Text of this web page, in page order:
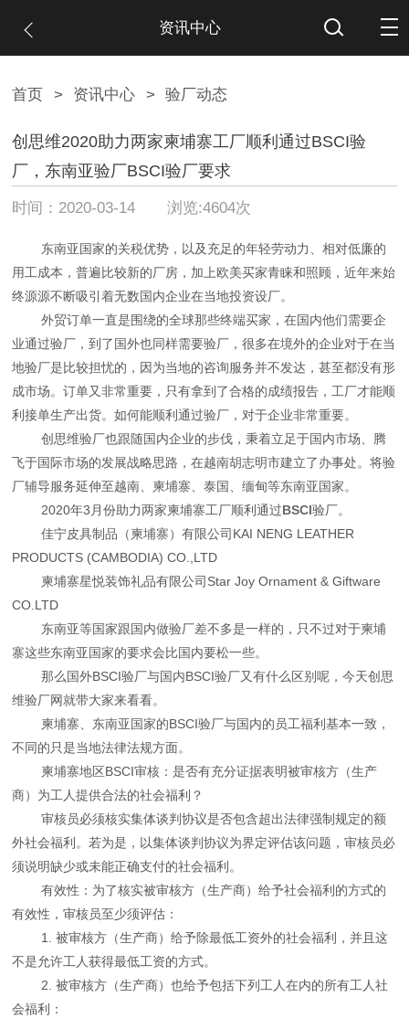
资讯中心
首页 > 资讯中心 > 验厂动态
创思维2020助力两家柬埔寨工厂顺利通过BSCI验
厂，东南亚验厂BSCI验厂要求
时间：2020-03-14 浏览:4604次
东南亚国家的关税优势，以及充足的年轻劳动力、相对低廉的
用工成本，普遍比较新的厂房，加上欧美买家青睐和照顾，近年来始
终源源不断吸引着无数国内企业在当地投资设厂。
外贸订单一直是围绕的全球那些终端买家，在国内他们需要企
业通过验厂，到了国外也同样需要验厂，很多在境外的企业对于在当
地验厂是比较担忧的，因为当地的咨询服务并不发达，甚至都没有形
成市场。订单又非常重要，只有拿到了合格的成绩报告，工厂才能顺
利接单生产出货。如何能顺利通过验厂，对于企业非常重要。
创思维验厂也跟随国内企业的步伐，秉着立足于国内市场、腾
飞于国际市场的发展战略思路，在越南胡志明市建立了办事处。将验
厂辅导服务延伸至越南、柬埔寨、泰国、缅甸等东南亚国家。
2020年3月份助力两家柬埔寨工厂顺利通过BSCI验厂。
佳宁皮具制品（柬埔寨）有限公司KAI NENG LEATHER
PRODUCTS (CAMBODIA) CO.,LTD
柬埔寨星悦装饰礼品有限公司Star Joy Ornament & Giftware
CO.LTD
东南亚等国家跟国内做验厂差不多是一样的，只不过对于柬埔
寨这些东南亚国家的要求会比国内要松一些。
那么国外BSCI验厂与国内BSCI验厂又有什么区别呢，今天创思
维验厂网就带大家来看看。
柬埔寨、东南亚国家的BSCI验厂与国内的员工福利基本一致，
不同的只是当地法律法规方面。
柬埔寨地区BSCI审核：是否有充分证据表明被审核方（生产
商）为工人提供合法的社会福利？
审核员必须核实集体谈判协议是否包含超出法律强制规定的额
外社会福利。若为是，以集体谈判协议为界定评估该问题，审核员必
须说明缺少或未能正确支付的社会福利。
有效性：为了核实被审核方（生产商）给予社会福利的方式的
有效性，审核员至少须评估：
1. 被审核方（生产商）给予除最低工资外的社会福利，并且这
不是允许工人获得最低工资的方式。
2. 被审核方（生产商）也给予包括下列工人在内的所有工人社
会福利：